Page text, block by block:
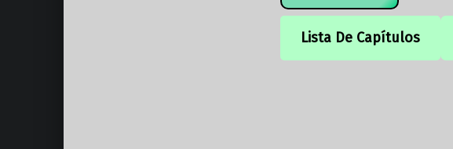
Lista De Capítulos